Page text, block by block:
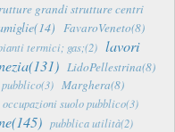
grandi strutture centri
FavaroVeneto(8)
termici; gas;(2) lavori
LidoPellestrina(8)
Marghera(8)
occupazioni suolo pubblico(3)
pubblica utilità(2)